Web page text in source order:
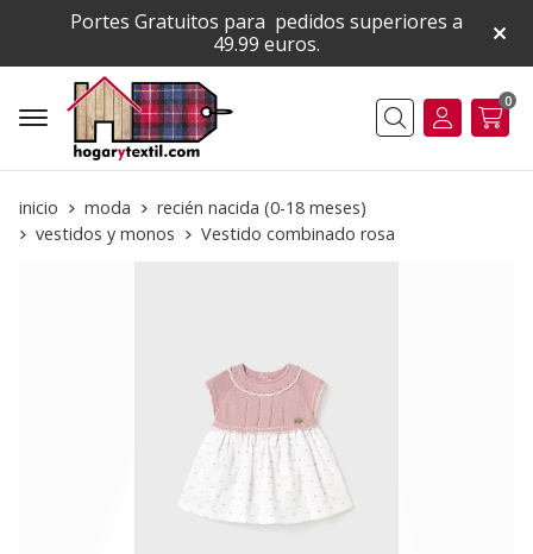
Portes Gratuitos para pedidos superiores a
49.99 euros.
Buscar
0
inicio moda
recién nacida (0-18 meses)
vestidos y monos
Vestido combinado rosa